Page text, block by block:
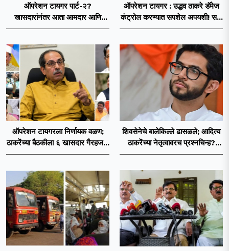
ऑपरेशन टायगर पार्ट-२?
खासदारांनंतर आता आमदार आणि
नगरसेवकही शिंदेंच्या वाटेवर?
ऑपरेशन टायगर : उद्धव ठाकरे डॅमेज
कंट्रोल करण्यात सपशेल अपयशी! सहा
खासदारांनंतर आमदारांसह नगरसेवकही
ऑपरेशन टायगरला निर्णायक वळण;
ठाकरेंच्या बैठकीला ६ खासदार गैरहजर,
थेट शिंदे सेनेत विलीन होण्याचा
शिवसेनेचे बालेकिल्ले ढासळले; आदित्य
ठाकरेंच्या नेतृत्वावरच प्रश्नचिन्ह?
ठाकरे ब्रँड नेमका कुठे चुकला?